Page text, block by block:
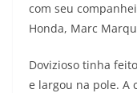
p
a
com seu
Honda, Marc
Dovizioso tinha
e largou na pole. A